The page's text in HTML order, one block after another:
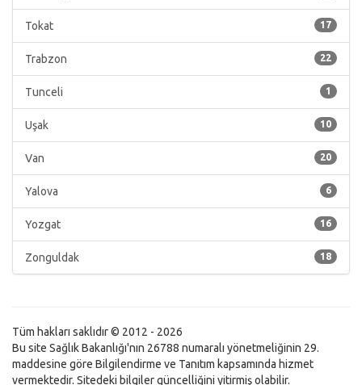
17
Tokat
22
Trabzon
1
Tunceli
10
Uşak
20
Van
6
Yalova
16
Yozgat
18
Zonguldak
Tüm hakları saklıdır © 2012 - 2026
Bu site Sağlık Bakanlığı'nın 26788 numaralı yönetmeliğinin 29.
maddesine göre Bilgilendirme ve Tanıtım kapsamında hizmet
vermektedir. Sitedeki bilgiler güncelliğini yitirmiş olabilir.